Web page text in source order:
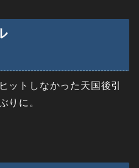
ットしなかった天国後引
りに。